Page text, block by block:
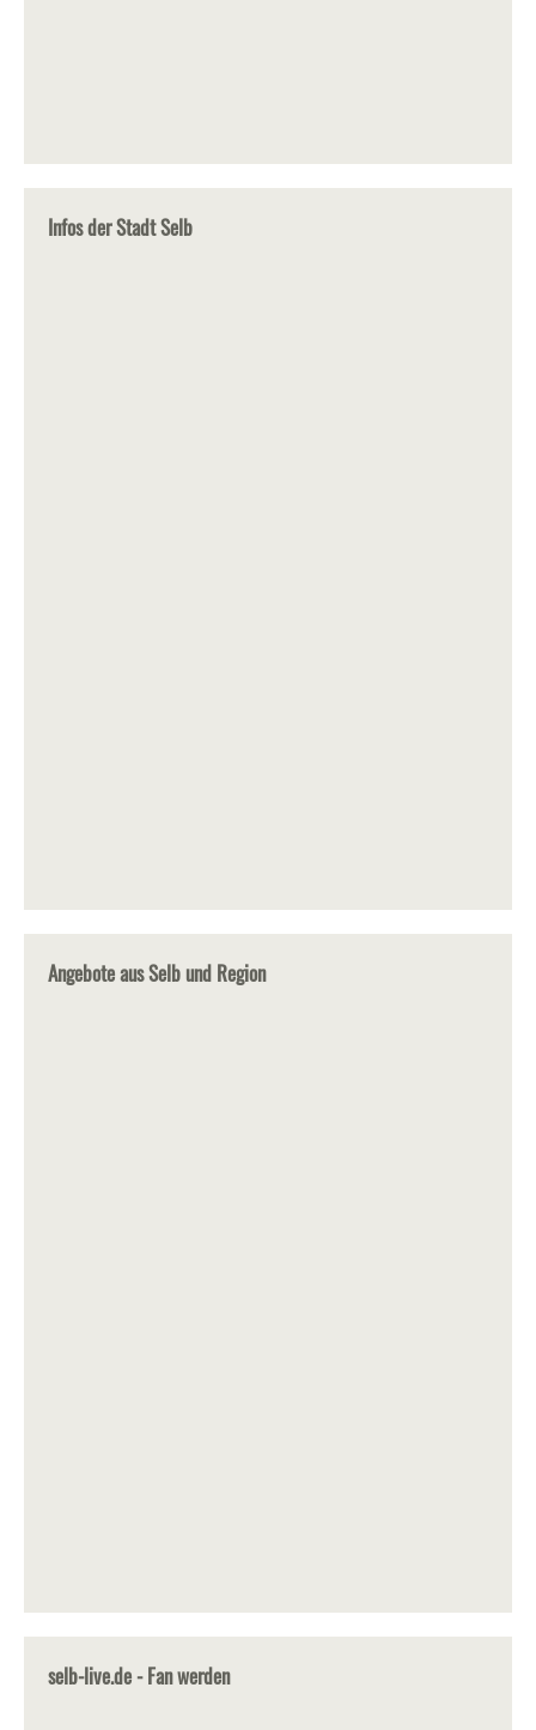
Infos der Stadt Selb
Angebote aus Selb und Region
selb-live.de - Fan werden